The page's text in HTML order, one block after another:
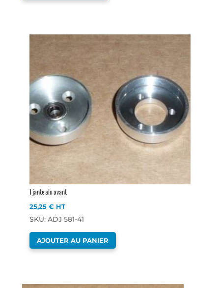
1 jante alu avant
25,25 € HT
SKU: ADJ 581-41
AJOUTER AU PANIER